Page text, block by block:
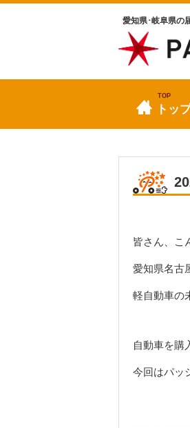
愛知県･岐阜県の
TOP
トッ
皆さん、こ
愛知県名古
軽自動車の
自動車を購
今回はパッ